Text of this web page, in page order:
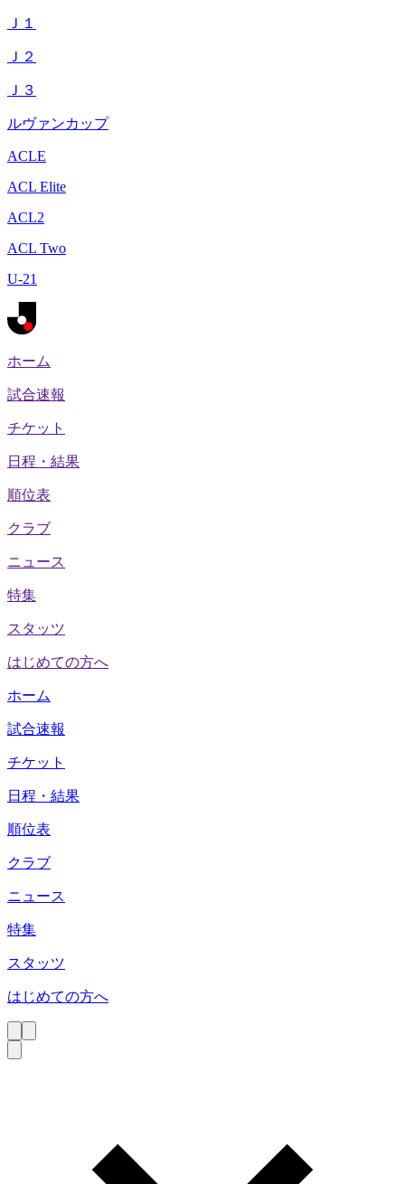
Ｊ１
Ｊ２
Ｊ３
ルヴァンカップ
ACLE
ACL Elite
ACL2
ACL Two
U-21
ホーム
試合速報
チケット
日程・結果
順位表
クラブ
ニュース
特集
スタッツ
はじめての方へ
ホーム
試合速報
チケット
日程・結果
順位表
クラブ
ニュース
特集
スタッツ
はじめての方へ